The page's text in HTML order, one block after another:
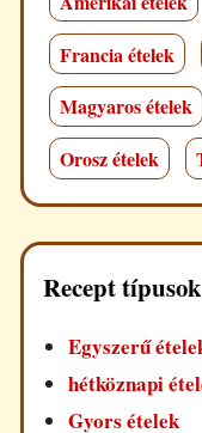
Francia ételek
Magyaros ételek
Orosz ételek
Recept típusok
Egyszerű
hétköznapi
Gyors ételek